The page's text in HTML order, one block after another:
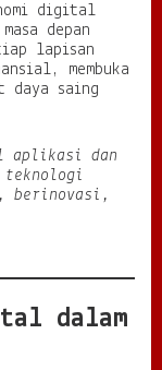
digital
depan
lapisan
membuka
daya saing
aplikasi dan
berinovasi,
dalam